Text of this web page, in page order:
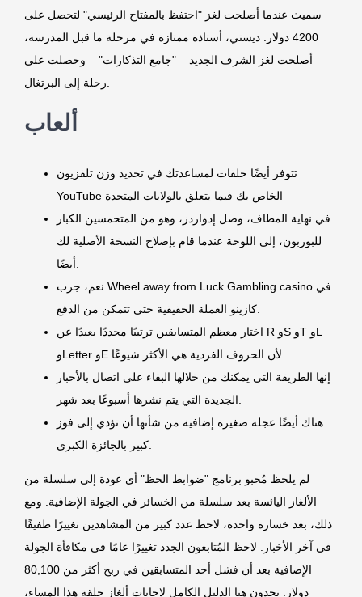
سميث عندما أصلحت لغز "احتفظ بالمفتاح الرئيسي" لتحصل على
4200 دولار. ديستي، أستاذة ممتازة في مرحلة ما قبل المدرسة،
أصلحت لغز الشرف الجديد – "جامع التذكارات" – وحصلت على
رحلة إلى البرتغال.
ألعاب
تتوفر أيضًا حلقات لمساعدتك في تحديد وزن تلفزيون
YouTube الخاص بك فيما يتعلق بالولايات المتحدة
في نهاية المطاف، وصل إدواردز، وهو من المتحمسين الكبار
للبوربون، إلى اللوحة عندما قام بإصلاح النسخة الأصلية لك
نعم، جرب Wheel away from Luck Gambling casino في
اختار معظم المتسابقين ترتيبًا محددًا بعيدًا عن R وS وT وL
إنها الطريقة التي يمكنك من خلالها البقاء على اتصال بالأخبار
هناك أيضًا عجلة صغيرة إضافية من شأنها أن تؤدي إلى فوز
لم يلحظ مُحبو برنامج "ضوابط الحظ" أي عودة إلى سلسلة من
الألغاز اليائسة بعد سلسلة من الخسائر في الجولة الإضافية. ومع
ذلك، بعد خسارة واحدة، لاحظ عدد كبير من المشاهدين تغييرًا طفيفًا
في آخر الأخبار. لاحظ المُتابعون الجدد تغييرًا عامًا في مكافأة الجولة
الإضافية بعد أن فشل أحد المتسابقين في ربح أكثر من 80,100
دولار. تجدون هنا الدليل الكامل لإجابات ألغاز حلقة هذا المساء،